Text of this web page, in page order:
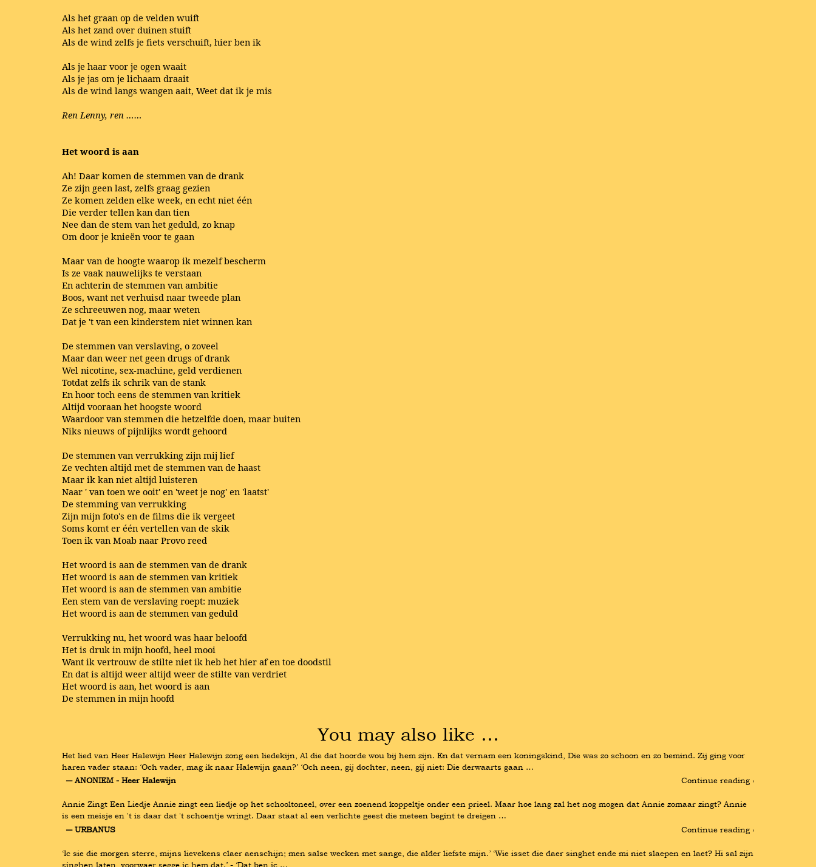
Als het graan op de velden wuift
Als het zand over duinen stuift
Als de wind zelfs je fiets verschuift, hier ben ik
Als je haar voor je ogen waait
Als je jas om je lichaam draait
Als de wind langs wangen aait, Weet dat ik je mis
Ren Lenny, ren ……
Het woord is aan
Ah! Daar komen de stemmen van de drank
Ze zijn geen last, zelfs graag gezien
Ze komen zelden elke week, en echt niet één
Die verder tellen kan dan tien
Nee dan de stem van het geduld, zo knap
Om door je knieën voor te gaan
Maar van de hoogte waarop ik mezelf bescherm
Is ze vaak nauwelijks te verstaan
En achterin de stemmen van ambitie
Boos, want net verhuisd naar tweede plan
Ze schreeuwen nog, maar weten
Dat je 't van een kinderstem niet winnen kan
De stemmen van verslaving, o zoveel
Maar dan weer net geen drugs of drank
Wel nicotine, sex-machine, geld verdienen
Totdat zelfs ik schrik van de stank
En hoor toch eens de stemmen van kritiek
Altijd vooraan het hoogste woord
Waardoor van stemmen die hetzelfde doen, maar buiten
Niks nieuws of pijnlijks wordt gehoord
De stemmen van verrukking zijn mij lief
Ze vechten altijd met de stemmen van de haast
Maar ik kan niet altijd luisteren
Naar ' van toen we ooit' en 'weet je nog' en 'laatst'
De stemming van verrukking
Zijn mijn foto's en de films die ik vergeet
Soms komt er één vertellen van de skik
Toen ik van Moab naar Provo reed
Het woord is aan de stemmen van de drank
Het woord is aan de stemmen van kritiek
Het woord is aan de stemmen van ambitie
Een stem van de verslaving roept: muziek
Het woord is aan de stemmen van geduld
Verrukking nu, het woord was haar beloofd
Het is druk in mijn hoofd, heel mooi
Want ik vertrouw de stilte niet ik heb het hier af en toe doodstil
En dat is altijd weer altijd weer de stilte van verdriet
Het woord is aan, het woord is aan
De stemmen in mijn hoofd
You may also like …
Het lied van Heer Halewijn Heer Halewijn zong een liedekijn, Al die dat hoorde wou bij hem zijn. En dat vernam een koningskind, Die was zo schoon en zo bemind. Zij ging voor
haren vader staan: ‘Och vader, mag ik naar Halewijn gaan?’ ‘Och neen, gij dochter, neen, gij niet: Die derwaarts gaan …
― ANONIEM - Heer Halewijn
Continue reading ›
Annie Zingt Een Liedje Annie zingt een liedje op het schooltoneel, over een zoenend koppeltje onder een prieel. Maar hoe lang zal het nog mogen dat Annie zomaar zingt? Annie
is een meisje en 't is daar dat 't schoentje wringt. Daar staat al een verlichte geest die meteen begint te dreigen …
― URBANUS
Continue reading ›
‘Ic sie die morgen sterre, mijns lievekens claer aenschijn; men salse wecken met sange, die alder liefste mijn.’ ‘Wie isset die daer singhet ende mi niet slaepen en laet? Hi sal zijn
singhen laten, voorwaer segge ic hem dat.’ - ‘Dat ben ic …